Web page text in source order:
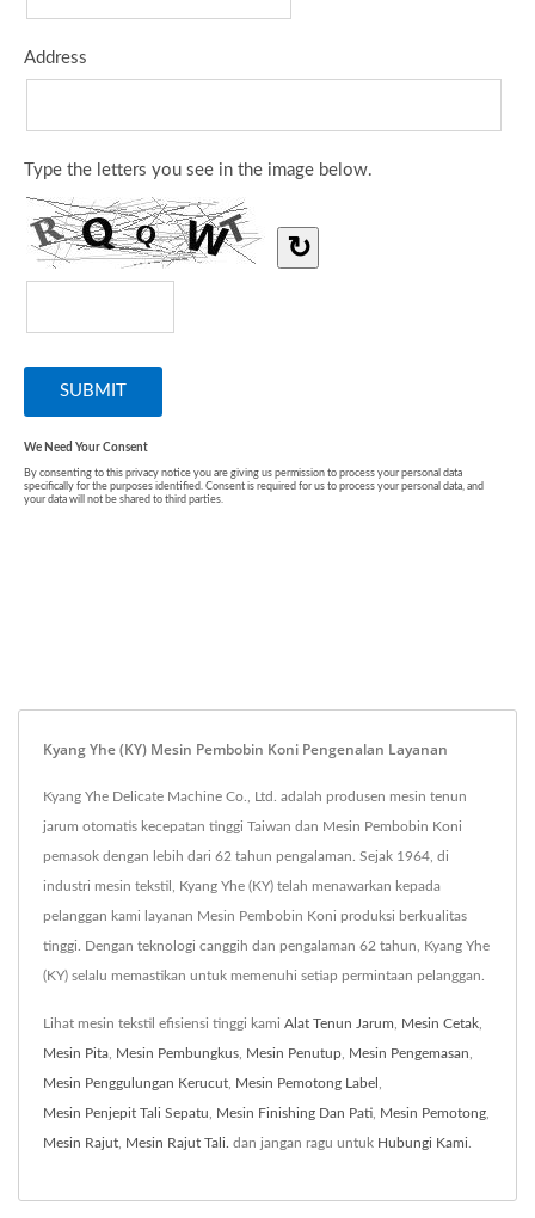
Kyang Yhe (KY) Mesin Pembobin Koni Pengenalan Layanan
Kyang Yhe Delicate Machine Co., Ltd. adalah produsen mesin tenun
jarum otomatis kecepatan tinggi Taiwan dan Mesin Pembobin Koni
pemasok dengan lebih dari 62 tahun pengalaman. Sejak 1964, di
industri mesin tekstil, Kyang Yhe (KY) telah menawarkan kepada
pelanggan kami layanan Mesin Pembobin Koni produksi berkualitas
tinggi. Dengan teknologi canggih dan pengalaman 62 tahun, Kyang Yhe
(KY) selalu memastikan untuk memenuhi setiap permintaan pelanggan.
Lihat mesin tekstil efisiensi tinggi kami Alat Tenun Jarum Mesin Cetak
Mesin Pita Mesin Pembungkus Mesin Penutup Mesin Pengemasan
Mesin Penggulungan Kerucut Mesin Pemotong Label
Mesin Penjepit Tali Sepatu Mesin Finishing Dan Pati Mesin Pemotong
Mesin Rajut Mesin Rajut Tali. dan jangan ragu untuk Hubungi Kami